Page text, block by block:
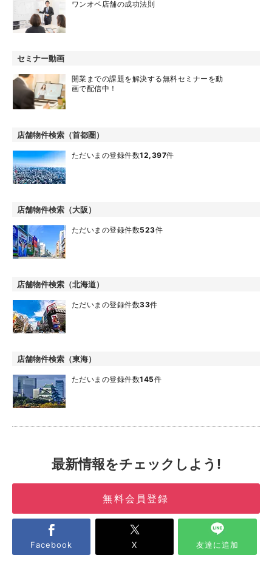
ワンオペ店舗の成功法則
セミナー動画
開業までの課題を解決する無料セミナーを動
画で配信中！
店舗物件検索（首都圏）
ただいまの登録件数12,397件
店舗物件検索（大阪）
ただいまの登録件数523件
店舗物件検索（北海道）
ただいまの登録件数33件
店舗物件検索（東海）
ただいまの登録件数145件
最新情報をチェックしよう!
無料会員登録
Facebook X 友達に追加